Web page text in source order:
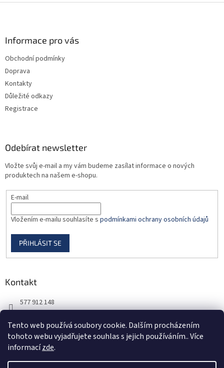
Tento web používá soubory cookie. Dalším procházením
tohoto webu vyjadřujete souhlas s jejich používáním.. Více
informacízde.
v
Informace pro vás
Obchodní podmínky
Doprava
Kontakty
Důležité odkazy
Registrace
Odebírat newsletter
Vložte svůj e-mail a my vám budeme zasílat informace o nových
produktech na našem e-shopu.
E-mail
Vložením e-mailu souhlasíte s podmínkami ochrany osobních údajů
PŘIHLÁSIT SE
Kontakt
577 912 148